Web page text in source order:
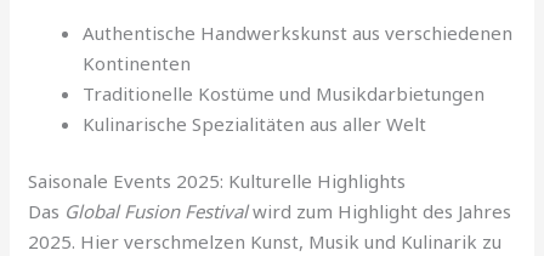
Authentische Handwerkskunst aus verschiedenen
Kontinenten
Traditionelle Kostüme und Musikdarbietungen
Kulinarische Spezialitäten aus aller Welt
Saisonale Events 2025: Kulturelle Highlights
Das Global Fusion Festivalwird zum Highlight des Jahres
2025. Hier verschmelzen Kunst, Musik und Kulinarik zu